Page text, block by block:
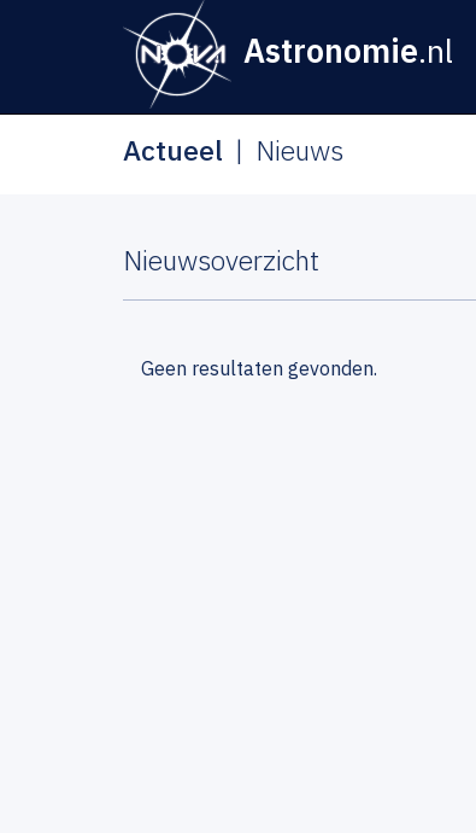
Astronomie.nl
Actueel Nieuws
Nieuwsoverzicht
Geen resultaten gevonden.